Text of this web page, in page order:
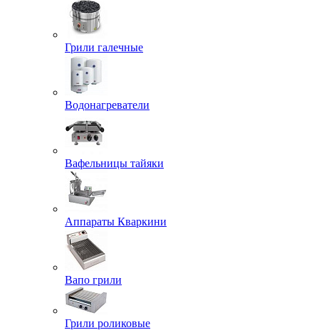
Грили галечные
Водонагреватели
Вафельницы тайяки
Аппараты Кваркини
Вапо грили
Грили роликовые